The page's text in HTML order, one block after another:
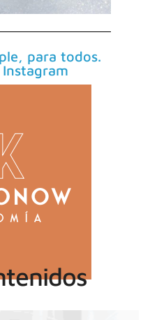
para todos.